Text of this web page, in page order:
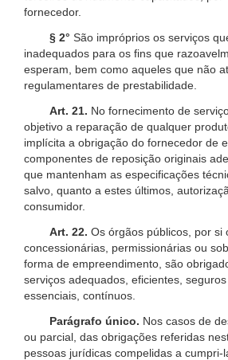
fornecedor.
§ 2° São impróprios os serviços
inadequados para os fins que
esperam, bem como aqueles que não
regulamentares de prestabilidade.
Art. 21. No fornecimento de
objetivo a reparação de qualquer
implícita a obrigação do fornecedor de
componentes de reposição originais
que mantenham as especificações
salvo, quanto a estes últimos,
consumidor.
Art. 22. Os órgãos públicos, por si
concessionárias, permissionárias ou
forma de empreendimento, são
serviços adequados, eficientes,
essenciais, contínuos.
Parágrafo único. Nos casos de
ou parcial, das obrigações referidas
pessoas jurídicas compelidas a cumpri-